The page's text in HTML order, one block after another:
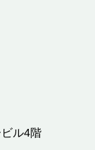
ル4階